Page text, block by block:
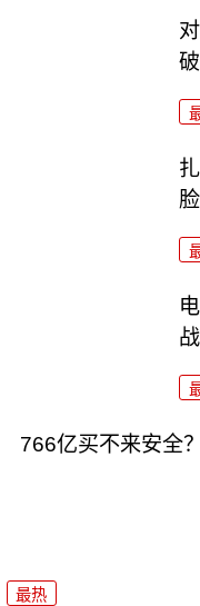
766亿买不来安全
最热